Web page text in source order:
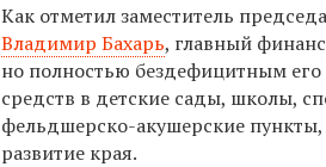
Как отметил заместитель
Владимир Бахарь, главный
но полностью бездефицитным его
средств в детские сады, школы,
фельдшерско-акушерские
развитие края.